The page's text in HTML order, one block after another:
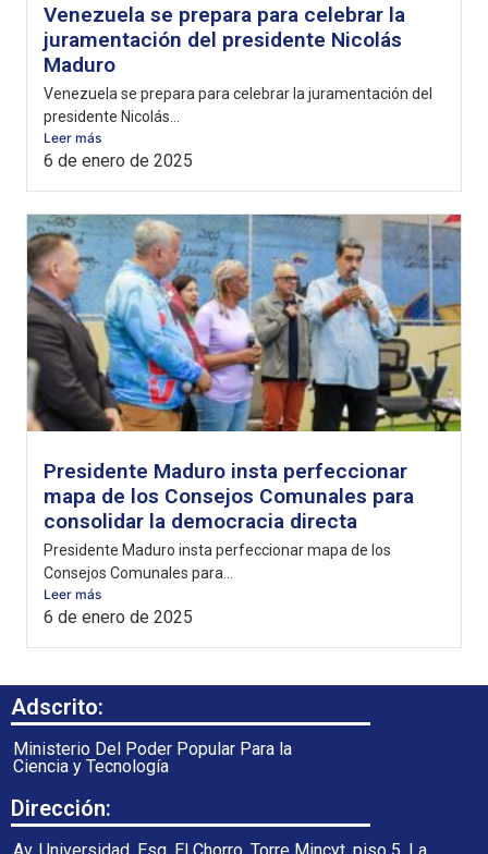
Venezuela se prepara para celebrar la
juramentación del presidente Nicolás
Maduro
Venezuela se prepara para celebrar la juramentación del
presidente Nicolás...
Leer más
6 de enero de 2025
Presidente Maduro insta perfeccionar
mapa de los Consejos Comunales para
consolidar la democracia directa
Presidente Maduro insta perfeccionar mapa de los
Consejos Comunales para...
Leer más
6 de enero de 2025
Adscrito:
Ministerio Del Poder Popular Para la
Ciencia y Tecnología
Dirección: